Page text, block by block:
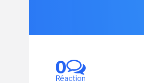
0
Réaction